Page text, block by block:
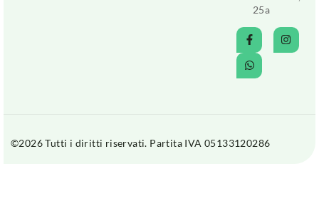
25a
©2026 Tutti i diritti riservati. Partita IVA 05133120286